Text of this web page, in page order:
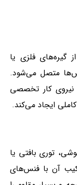
گیره‌های فلزی یا
متصل می‌شود.
نیروی کار تخصصی
ایجاد می‌کند.
توری بافتی یا
آن با فنس‌های